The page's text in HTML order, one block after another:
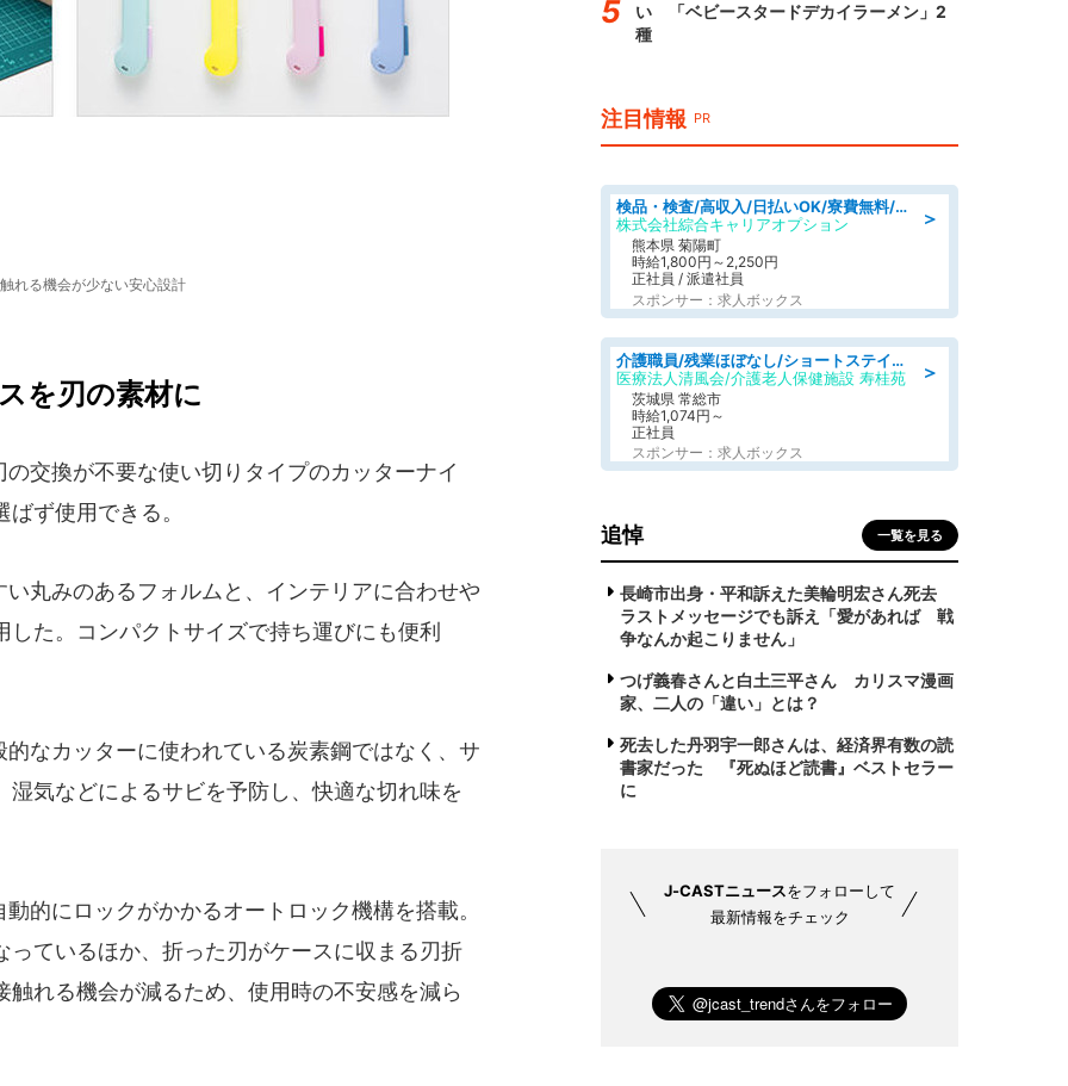
れる機会が少ない安心設計
を刃の素材に
交換が不要な使い切りタイプのカッターナイ
ず使用できる。
丸みのあるフォルムと、インテリアに合わせや
た。コンパクトサイズで持ち運びにも便利
なカッターに使われている炭素鋼ではなく、サ
気などによるサビを予防し、快適な切れ味を
的にロックがかかるオートロック機構を搭載。
ているほか、折った刃がケースに収まる刃折
れる機会が減るため、使用時の不安感を減ら
い 「ベビースタードデカイラーメン」2
種
注目情報 PR
＞
検品・検査/高収入/日払いOK/寮費無料/日勤/20・30・40代活躍中
株式会社綜合キャリアオプション
熊本県 菊陽町
時給1,800円～2,250円
正社員 / 派遣社員
スポンサー：求人ボックス
＞
介護職員/残業ほぼなし/ショートステイの介護士/シフト相談可
医療法人清風会/介護老人保健施設 寿桂苑
茨城県 常総市
時給1,074円～
正社員
スポンサー：求人ボックス
追悼 一覧を見る
長崎市出身・平和訴えた美輪明宏さん死去
ラストメッセージでも訴え「愛があれば 戦
争なんか起こりません」
つげ義春さんと白土三平さん カリスマ漫画
家、二人の「違い」とは？
死去した丹羽宇一郎さんは、経済界有数の読
書家だった 『死ぬほど読書』ベストセラー
に
J-CASTニュースをフォローして
最新情報をチェック